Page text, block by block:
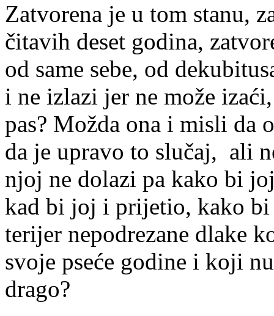
Zatvorena je u tom stanu,
čitavih deset godina,
od same sebe, od
i ne izlazi jer ne može
pas? Možda ona i misli da
da je upravo to slučaj, ali
njoj ne dolazi pa kako bi
kad bi joj i prijetio, kako
terijer nepodrezane dlake
svoje pseće godine i koji
drago?